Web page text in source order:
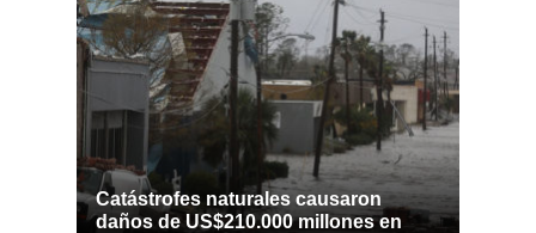
Catástrofes naturales causaron
daños de US$210.000 millones en